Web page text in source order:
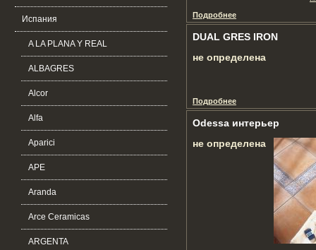
Испания
A LA PLANA Y REAL
ALBAGRES
Alcor
Alfa
Aparici
APE
Aranda
Arce Ceramicas
ARGENTA
Подробнее
DUAL GRES IRON
не определена
Подробнее
Odessa интерьер
не определена